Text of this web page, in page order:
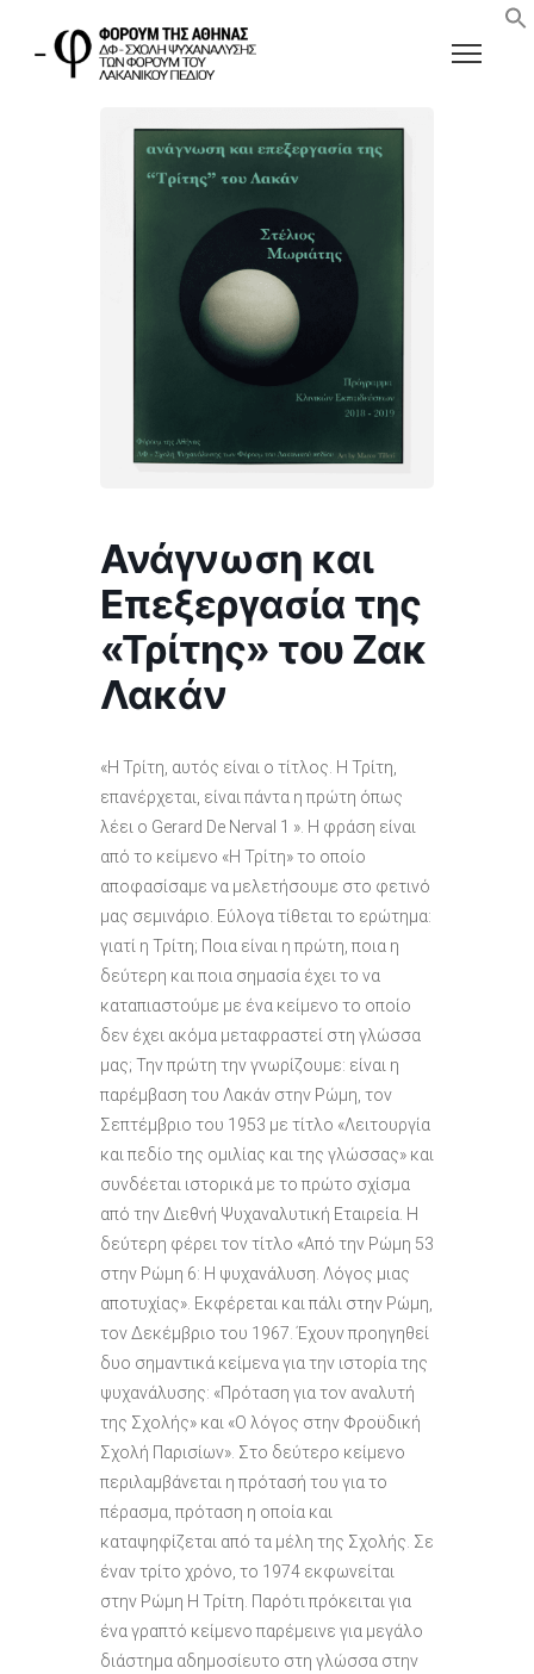
Ανάγνωση και
Επεξεργασία της
«Τρίτης» του Ζακ
Λακάν
«Η Τρίτη, αυτός είναι ο τίτλος. Η Τρίτη,
επανέρχεται, είναι πάντα η πρώτη όπως
λέει ο Gerard De Nerval 1 ». Η φράση είναι
από το κείμενο «Η Τρίτη» το οποίο
αποφασίσαμε να μελετήσουμε στο φετινό
μας σεμινάριο. Εύλογα τίθεται το ερώτημα:
γιατί η Τρίτη; Ποια είναι η πρώτη, ποια η
δεύτερη και ποια σημασία έχει το να
καταπιαστούμε με ένα κείμενο το οποίο
δεν έχει ακόμα μεταφραστεί στη γλώσσα
μας; Την πρώτη την γνωρίζουμε: είναι η
παρέμβαση του Λακάν στην Ρώμη, τον
Σεπτέμβριο του 1953 με τίτλο «Λειτουργία
και πεδίο της ομιλίας και της γλώσσας» και
συνδέεται ιστορικά με το πρώτο σχίσμα
από την Διεθνή Ψυχαναλυτική Εταιρεία. Η
δεύτερη φέρει τον τίτλο «Από την Ρώμη 53
στην Ρώμη 6: Η ψυχανάλυση. Λόγος μιας
αποτυχίας». Εκφέρεται και πάλι στην Ρώμη,
τον Δεκέμβριο του 1967. Έχουν προηγηθεί
δυο σημαντικά κείμενα για την ιστορία της
ψυχανάλυσης: «Πρόταση για τον αναλυτή
της Σχολής» και «Ο λόγος στην Φροϋδική
Σχολή Παρισίων». Στο δεύτερο κείμενο
περιλαμβάνεται η πρότασή του για το
πέρασμα, πρόταση η οποία και
καταψηφίζεται από τα μέλη της Σχολής. Σε
έναν τρίτο χρόνο, το 1974 εκφωνείται
στην Ρώμη Η Τρίτη. Παρότι πρόκειται για
ένα γραπτό κείμενο παρέμεινε για μεγάλο
διάστημα αδημοσίευτο στη γλώσσα στην